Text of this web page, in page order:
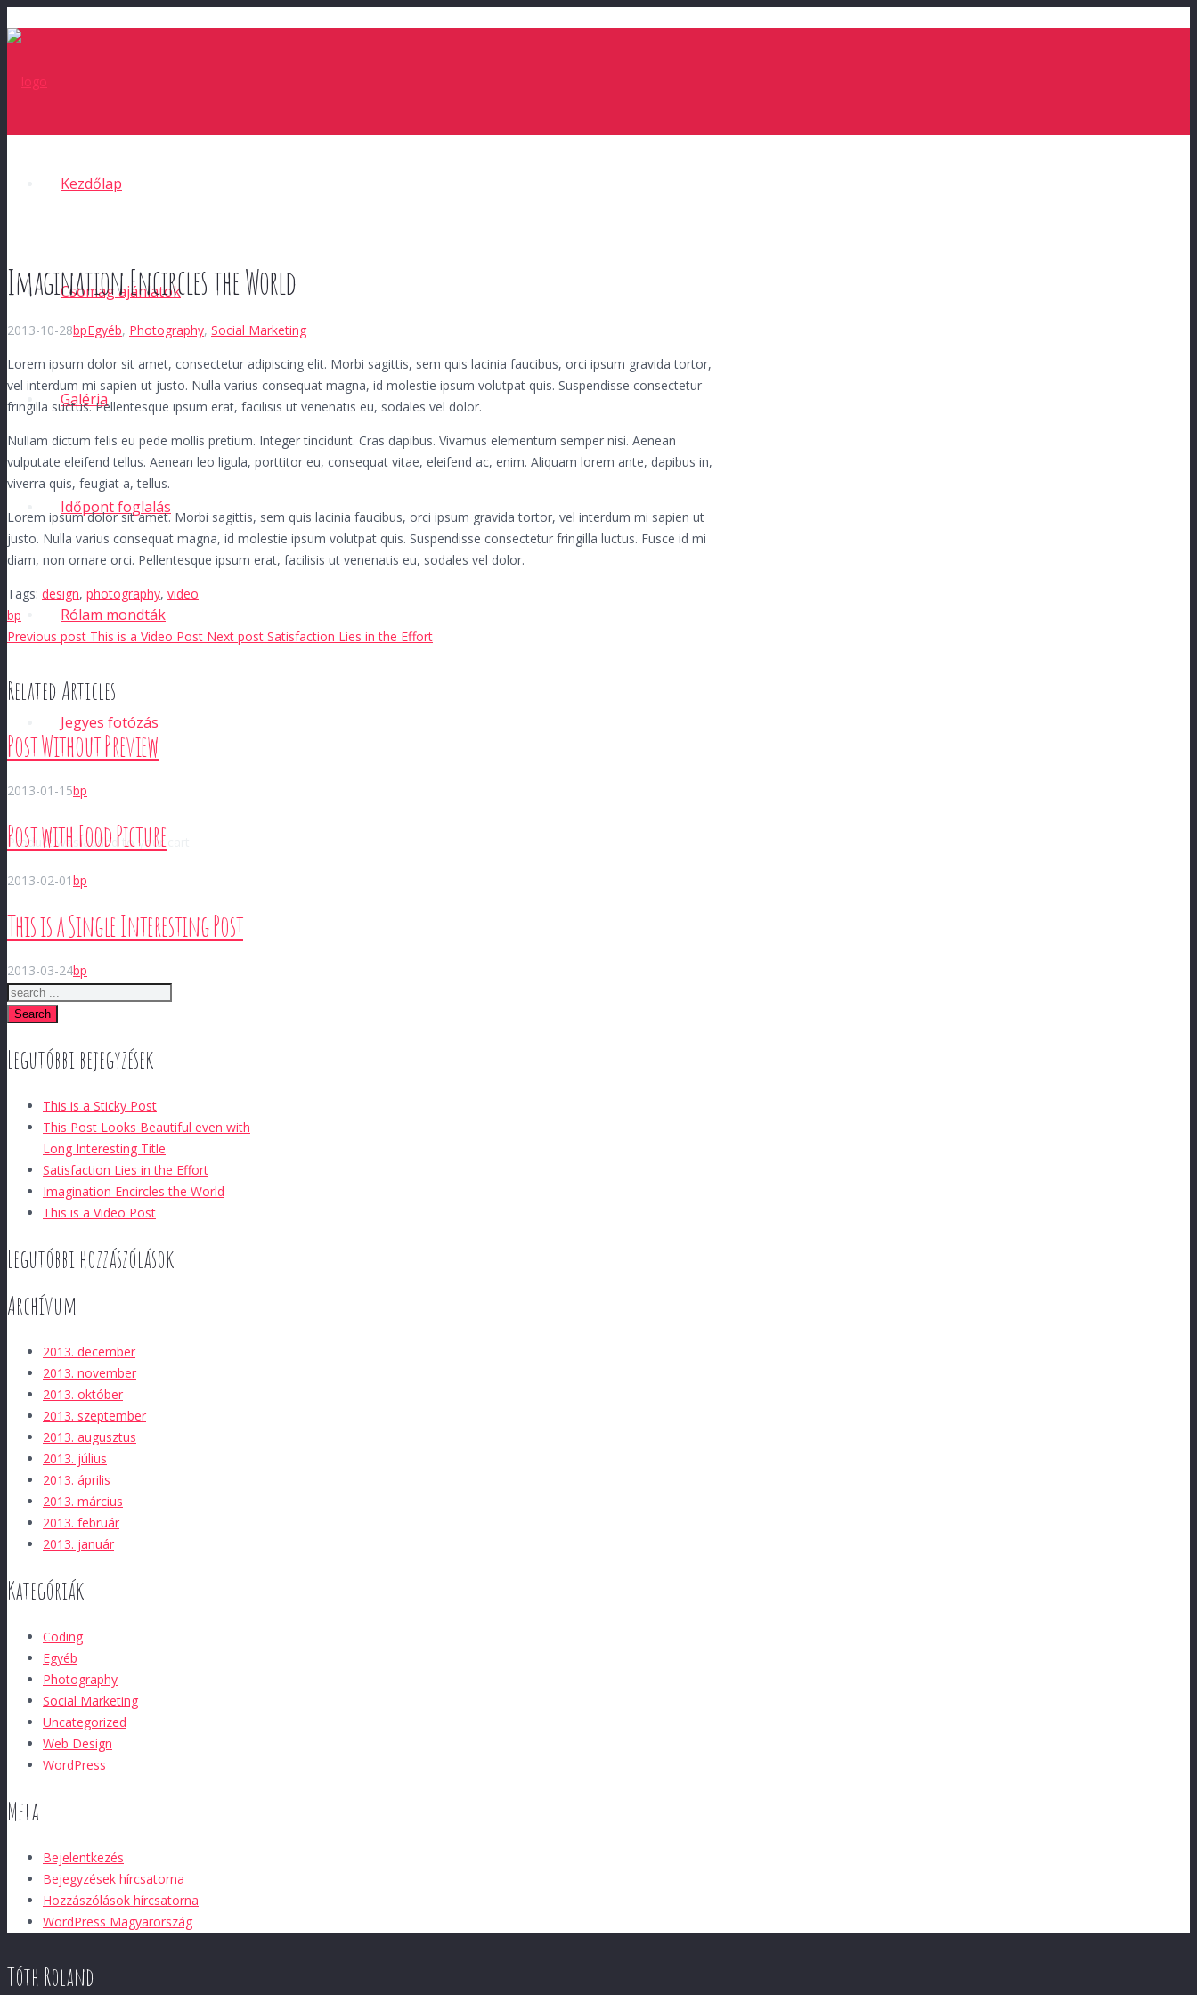
Kezdőlap
Csomag ajánlatok
Galéria
Időpont foglalás
Rólam mondták
Jegyes fotózás
Productwas added to your cart
Imagination Encircles the World
2013-10-28bpEgyéb, Photography, Social Marketing
Lorem ipsum dolor sit amet, consectetur adipiscing elit. Morbi sagittis, sem quis lacinia faucibus, orci ipsum gravida tortor,
vel interdum mi sapien ut justo. Nulla varius consequat magna, id molestie ipsum volutpat quis. Suspendisse consectetur
fringilla suctus. Pellentesque ipsum erat, facilisis ut venenatis eu, sodales vel dolor.
Nullam dictum felis eu pede mollis pretium. Integer tincidunt. Cras dapibus. Vivamus elementum semper nisi. Aenean
vulputate eleifend tellus. Aenean leo ligula, porttitor eu, consequat vitae, eleifend ac, enim. Aliquam lorem ante, dapibus in,
viverra quis, feugiat a, tellus.
Lorem ipsum dolor sit amet. Morbi sagittis, sem quis lacinia faucibus, orci ipsum gravida tortor, vel interdum mi sapien ut
justo. Nulla varius consequat magna, id molestie ipsum volutpat quis. Suspendisse consectetur fringilla luctus. Fusce id mi
diam, non ornare orci. Pellentesque ipsum erat, facilisis ut venenatis eu, sodales vel dolor.
Tags: design, photography, video
bp
Previous post This is a Video Post Next post Satisfaction Lies in the Effort
Related Articles
Post Without Preview
2013-01-15bp
Post with Food Picture
2013-02-01bp
This is a Single Interesting Post
2013-03-24bp
Search
Legutóbbi bejegyzések
This is a Sticky Post
This Post Looks Beautiful even with
Long Interesting Title
Satisfaction Lies in the Effort
Imagination Encircles the World
This is a Video Post
Legutóbbi hozzászólások
Archívum
2013. december
2013. november
2013. október
2013. szeptember
2013. augusztus
2013. július
2013. április
2013. március
2013. február
2013. január
Kategóriák
Coding
Egyéb
Photography
Social Marketing
Uncategorized
Web Design
WordPress
Meta
Bejelentkezés
Bejegyzések hírcsatorna
Hozzászólások hírcsatorna
WordPress Magyarország
Tóth Roland